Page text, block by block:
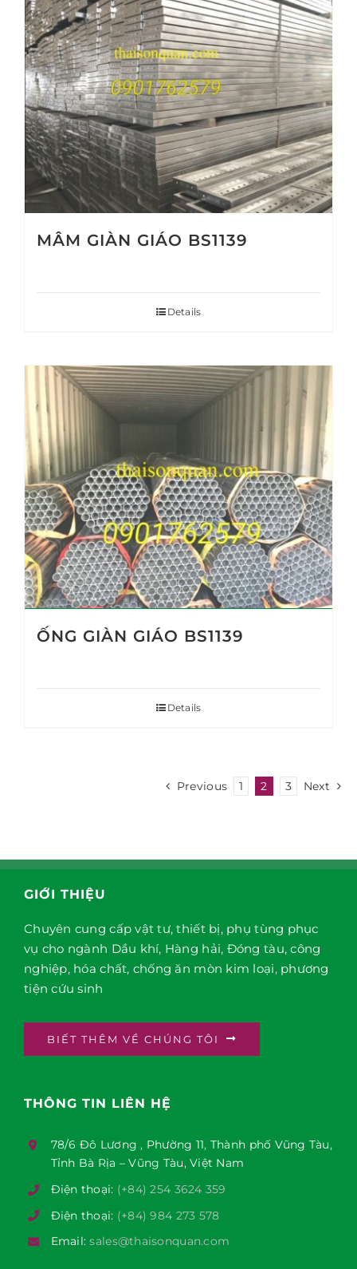
MÂM GIÀN GIÁO BS1139
Details
ỐNG GIÀN GIÁO BS1139
Details
Previous 1 2 3 Next
GIỚI THIỆU
Chuyên cung cấp vật tư, thiết bị, phụ tùng phục
vụ cho ngành Dầu khí, Hàng hải, Đóng tàu, công
nghiệp, hóa chất, chống ăn mòn kim loại, phương
tiện cứu sinh
BIẾT THÊM VỀ CHÚNG TÔI
THÔNG TIN LIÊN HỆ
78/6 Đô Lương , Phường 11, Thành phố Vũng Tàu,
Tỉnh Bà Rịa – Vũng Tàu, Việt Nam
Điện thoại: (+84) 254 3624 359
Điện thoại: (+84) 984 273 578
Email:sales@thaisonquan.com